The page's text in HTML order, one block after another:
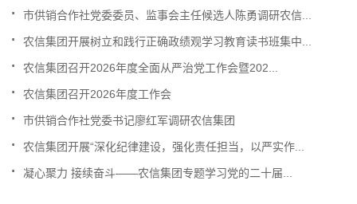
市供销合作社党委委员、监事会主任候选人陈勇调研农信...
.
农信集团开展树立和践行正确政绩观学习教育读书班集中...
.
农信集团召开2026年度全面从严治党工作会暨202...
.
农信集团召开2026年度工作会
.
市供销合作社党委书记廖红军调研农信集团
.
农信集团开展“深化纪律建设，强化责任担当，以严实作...
.
凝心聚力 接续奋斗——农信集团专题学习党的二十届...
.